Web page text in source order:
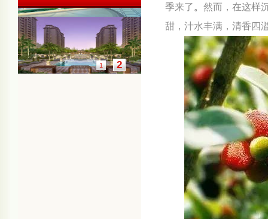
1 2
季来了 。 然而，在这样
甜，汁水丰满，清香四